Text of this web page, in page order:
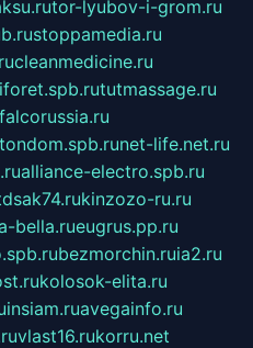
tor-lyubov-i-grom.ru
stoppamedia.ru
cleanmedicine.ru
tutmassage.ru
falcorussia.ru
net-life.net.ru
alliance-electro.spb.ru
kinzozo-ru.ru
bella.rueugrus.pp.ru
bezmorchin.ruia2.ru
kolosok-elita.ru
insiam.ruavegainfo.ru
vlast16.rukorru.net